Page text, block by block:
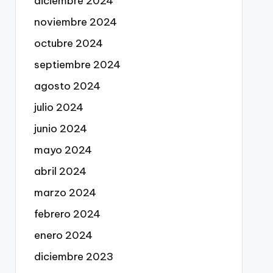
noviembre 2024
octubre 2024
septiembre 2024
agosto 2024
julio 2024
junio 2024
mayo 2024
abril 2024
marzo 2024
febrero 2024
enero 2024
diciembre 2023